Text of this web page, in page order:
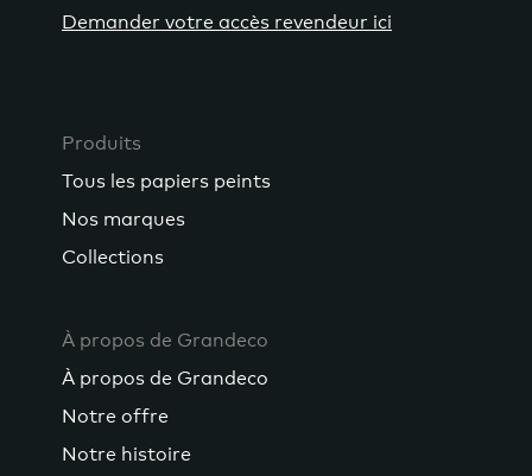
Demander votre accès revendeur ici
Produits
Tous les papiers peints
Nos marques
Collections
À propos de Grandeco
À propos de Grandeco
Notre offre
Notre histoire